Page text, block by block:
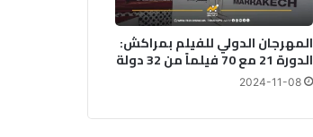
المهرجان الدولي للفيلم بمراكش:
الدورة 21 مع 70 فيلماً من 32 دولة
2024-11-08